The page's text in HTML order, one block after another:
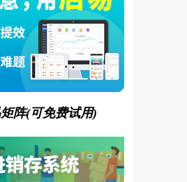
阵(可免费试用)